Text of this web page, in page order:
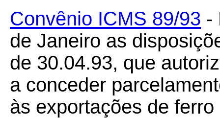
Convênio ICMS 89/93 -
de Janeiro as
de 30.04.93, que
a conceder
às exportações de ferro